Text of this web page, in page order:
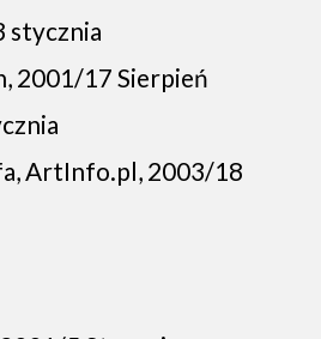
stycznia
2001/17 Sierpień
ArtInfo.pl, 2003/18